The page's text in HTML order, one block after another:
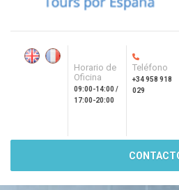
Horario de
Oficina
09:00-14:00 /
17:00-20:00
Teléfono
+34 958 918
029